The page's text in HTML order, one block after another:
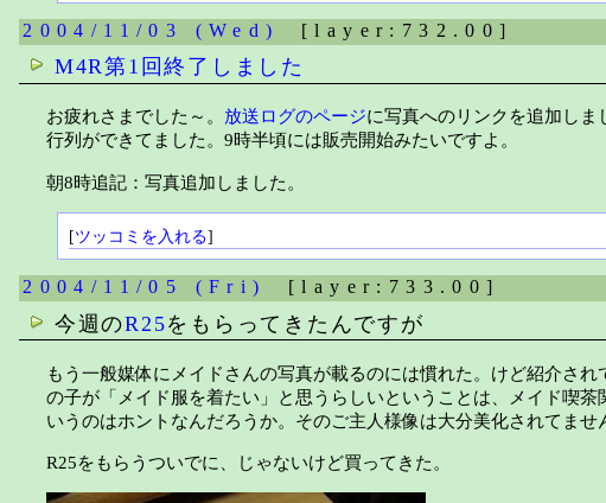
2004/11/03 (Wed) [layer:732.00]
M4R第1回終了しました
お疲れさまでした～。 放送ログのページに写真へのリンクを追加し
行列ができてました。9時半頃には販売開始みたいですよ。
朝8時追記：写真追加しました。
[ツッコミを入れる]
2004/11/05 (Fri) [layer:733.00]
今週のR25をもらってきたんですが
もう一般媒体にメイドさんの写真が載るのには慣れた。けど紹介さ
の子が「メイド服を着たい」と思うらしいということは、メイド喫
いうのはホントなんだろうか。そのご主人様像は大分美化されてませ
R25をもらうついでに、じゃないけど買ってきた。